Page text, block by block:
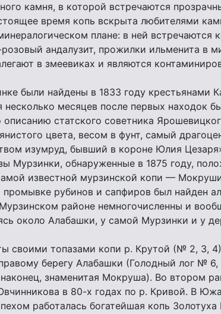
камня, в которой встречаются
время копь вскрыта любителями
плане: в ней встречаются
андалузит, прожилки ильменита в
в змеевиках и являются
были найдены в 1833 году крестьянами
месяцев после первых находок
статского советника
цвета, весом в фунт, самый
изумруд, бывший в короне Юлия
Мурзинки, обнаруженные в 1875 году,
известной мурзинской копи —
рубинов и сапфиров был найден
районе немногочисленны и
около Алабашки, у самой Мурзинки и у
своими топазами копи р. Крутой (№ 2, 3,
берегу Алабашки (Голодный лог №
знаменитая Мокруша). Во втором
в 80-х годах по р. Кривой. В
работалась богатейшая копь